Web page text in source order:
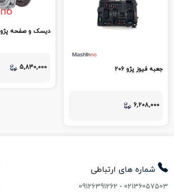
جعبه فیوز پژو 206
6,208,000
دیسک و صفحه پژو 206 تیپ 5
5,830,000
شماره های ارتباطی
02136057503
-
09126391262